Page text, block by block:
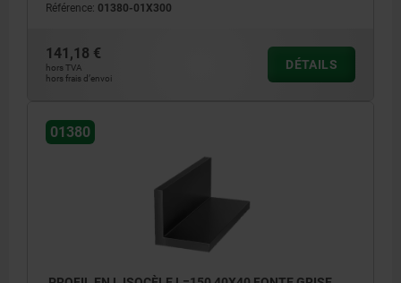
Référence: 01380-01X300
141,18 €
hors TVA
hors frais d’envoi
DÉTAILS
01380